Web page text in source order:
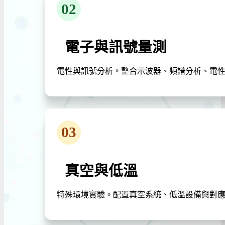
02
電子與訊號量測
電性與訊號分析。整合示波器、頻譜分析、電
03
真空與低溫
特殊環境實驗。配置真空系統、低溫設備與對